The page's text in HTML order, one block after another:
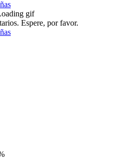
Espere, por favor.